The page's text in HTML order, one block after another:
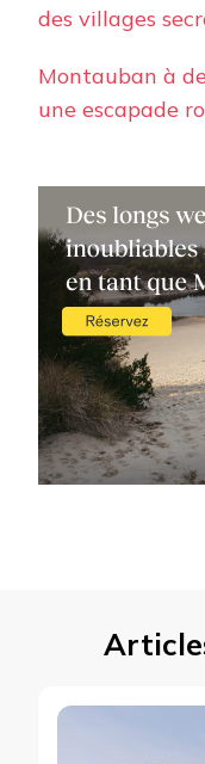
des villages
Montauban à
une escapade